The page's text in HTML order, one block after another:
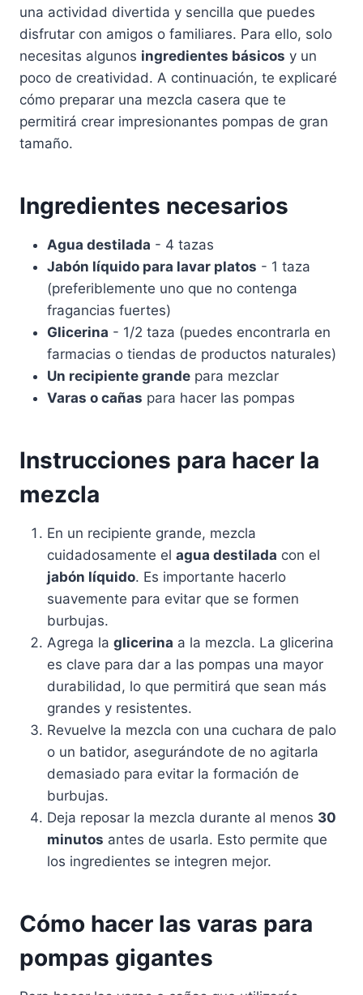
una actividad divertida y sencilla que puedes
disfrutar con amigos o familiares. Para ello, solo
necesitas algunos ingredientes básicos y un
poco de creatividad. A continuación, te explicaré
cómo preparar una mezcla casera que te
permitirá crear impresionantes pompas de gran
tamaño.
Ingredientes necesarios
Agua destilada - 4 tazas
Jabón líquido para lavar platos - 1 taza
(preferiblemente uno que no contenga
fragancias fuertes)
Glicerina - 1/2 taza (puedes encontrarla en
farmacias o tiendas de productos naturales)
Un recipiente grande para mezclar
Varas o cañas para hacer las pompas
Instrucciones para hacer la
mezcla
En un recipiente grande, mezcla
cuidadosamente el agua destilada con el
jabón líquido. Es importante hacerlo
suavemente para evitar que se formen
burbujas.
Agrega la glicerina a la mezcla. La glicerina
es clave para dar a las pompas una mayor
durabilidad, lo que permitirá que sean más
grandes y resistentes.
Revuelve la mezcla con una cuchara de palo
o un batidor, asegurándote de no agitarla
demasiado para evitar la formación de
burbujas.
Deja reposar la mezcla durante al menos 30
minutos antes de usarla. Esto permite que
los ingredientes se integren mejor.
Cómo hacer las varas para
pompas gigantes